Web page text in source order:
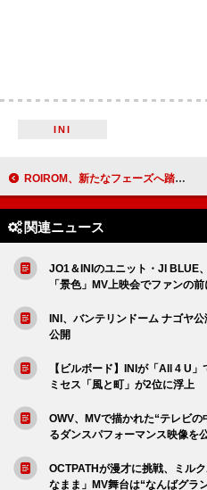
INI
ROIROM、新たなフェーズへ踏み出す決意を「CLASSIC WAVE」MVで示す
関連ニュース
JO1＆INIのユニット・JI BLUE
「景色」MV上映会でファンの
INI、バンテリンドーム ナゴヤ
公開
【ビルボード】INIが「All 4 U
ミセス「風と町」が2位に浮上
OWV、MVで描かれた“テレビ
るダンスパフォーマンス映像を
OCTPATHが漫才に挑戦、ミル
なまま」MV舞台は“なんばグラ